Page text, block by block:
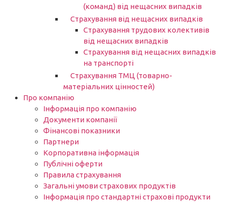
(команд) від нещасних випадків
Страхування від нещасних випадків
Страхування трудових колективів
від нещасних випадків
Страхування від нещасних випадків
на транспорті
Страхування ТМЦ (товарно-
матеріальних цінностей)
Про компанію
Інформація про компанію
Документи компанії
Фінансові показники
Партнери​
Корпоративна інформація
Публічні оферти
Правила страхування
Загальні умови страхових продуктів
Інформація про стандартні страхові продукти